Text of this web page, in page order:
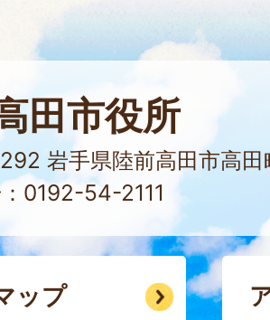
田市役所
岩手県陸前高田市高田
0192-54-2111
ップ